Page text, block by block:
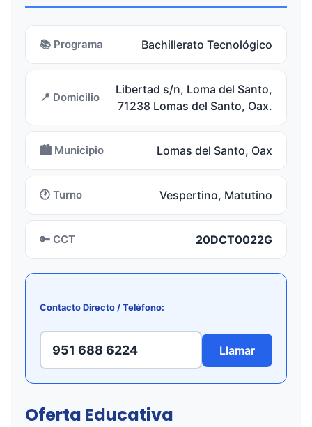
📚 Programa Bachillerato Tecnológico
📍 Domicilio
Libertad s/n, Loma del Santo,
71238 Lomas del Santo, Oax.
🏙️ Municipio Lomas del Santo, Oax
🕐 Turno Vespertino, Matutino
🔑 CCT 20DCT0022G
Contacto Directo / Teléfono:
951 688 6224 Llamar
Oferta Educativa